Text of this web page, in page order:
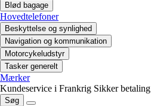
Blød bagage
Hovedtelefoner
Beskyttelse og synlighed
Navigation og kommunikation
Motorcykeludstyr
Tasker generelt
Mærker
Kundeservice i Frankrig Sikker betaling
Søg